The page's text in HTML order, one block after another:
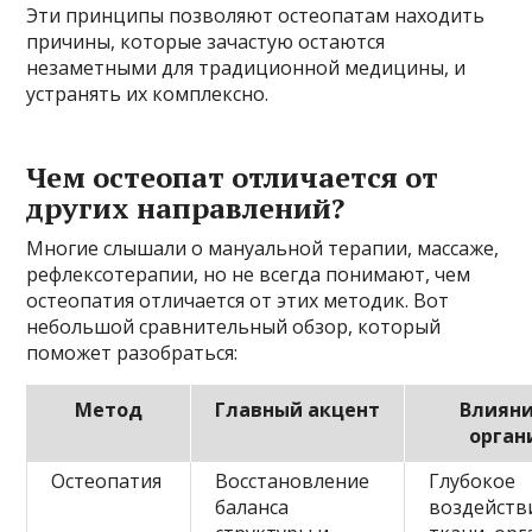
Эти принципы позволяют остеопатам находить
причины, которые зачастую остаются
незаметными для традиционной медицины, и
устранять их комплексно.
Чем остеопат отличается от
других направлений?
Многие слышали о мануальной терапии, массаже,
рефлексотерапии, но не всегда понимают, чем
остеопатия отличается от этих методик. Вот
небольшой сравнительный обзор, который
поможет разобраться:
Метод Главный акцент
Остеопатия
Восстановление
баланса
Глубокое